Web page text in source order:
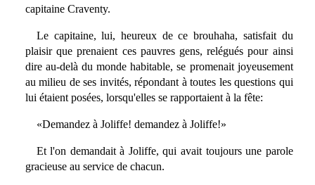
capitaine Craventy.
Le capitaine, lui, heureux de ce brouhaha, satisfait du
plaisir que prenaient ces pauvres gens, relégués pour ainsi
dire au-delà du monde habitable, se promenait joyeusement
au milieu de ses invités, répondant à toutes les questions qui
lui étaient posées, lorsqu'elles se rapportaient à la fête:
«Demandez à Joliffe! demandez à Joliffe!»
Et l'on demandait à Joliffe, qui avait toujours une parole
gracieuse au service de chacun.